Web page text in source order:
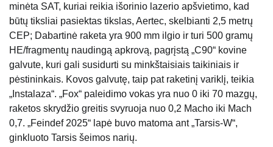
minėta SAT, kuriai reikia išorinio lazerio apšvietimo, kad
būtų tiksliai pasiektas tikslas, Aertec, skelbianti 2,5 metrų
CEP; Dabartinė raketa yra 900 mm ilgio ir turi 500 gramų
HE/fragmentų naudingą apkrovą, pagrįstą „C90“ kovine
galvute, kuri gali susidurti su minkštaisiais taikiniais ir
pėstininkais. Kovos galvutę, taip pat raketinį variklį, teikia
„Instalaza“. „Fox“ paleidimo vokas yra nuo 0 iki 70 mazgų,
raketos skrydžio greitis svyruoja nuo 0,2 Macho iki Mach
0,7. „Feindef 2025“ lapė buvo matoma ant „Tarsis-W“,
ginkluoto Tarsis šeimos narių.